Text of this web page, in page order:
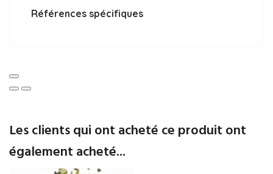
Références spécifiques
Les clients qui ont acheté ce produit ont
également acheté...